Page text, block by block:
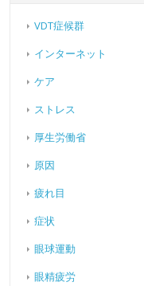
VDT症候群
インターネット
ケア
ストレス
厚生労働省
原因
疲れ目
症状
眼球運動
眼精疲労